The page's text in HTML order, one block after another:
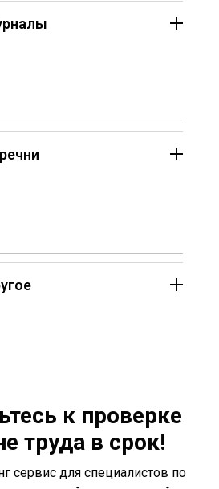
к проверке
труда в срок!
сервис для специалистов по